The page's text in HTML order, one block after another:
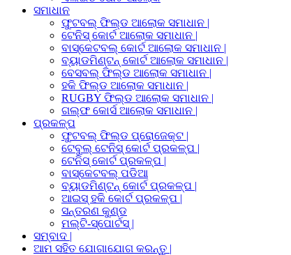
ସମାଧାନ
ଫୁଟବଲ୍ ଫିଲ୍ଡ ଆଲୋକ ସମାଧାନ |
ଟେନିସ୍ କୋର୍ଟ ଆଲୋକ ସମାଧାନ |
ବାସ୍କେଟବଲ୍ କୋର୍ଟ ଆଲୋକ ସମାଧାନ |
ବ୍ୟାଡମିଣ୍ଟନ୍ କୋର୍ଟ ଆଲୋକ ସମାଧାନ |
ବେସବଲ୍ ଫିଲ୍ଡ ଆଲୋକ ସମାଧାନ |
ହକି ଫିଲ୍ଡ ଆଲୋକ ସମାଧାନ |
RUGBY ଫିଲ୍ଡ ଆଲୋକ ସମାଧାନ |
ଗଲ୍ଫ କୋର୍ସ ଆଲୋକ ସମାଧାନ |
ପ୍ରକଳ୍ପ
ଫୁଟବଲ୍ ଫିଲ୍ଡ ପ୍ରୋଜେକ୍ଟ |
ଟେବୁଲ୍ ଟେନିସ୍ କୋର୍ଟ ପ୍ରକଳ୍ପ |
ଟେନିସ୍ କୋର୍ଟ ପ୍ରକଳ୍ପ |
ବାସ୍କେଟବଲ୍ ପଡିଆ
ବ୍ୟାଡମିଣ୍ଟନ୍ କୋର୍ଟ ପ୍ରକଳ୍ପ |
ଆଇସ୍ ହକି କୋର୍ଟ ପ୍ରକଳ୍ପ |
ସନ୍ତରଣ କୁଣ୍ଡ
ମଲ୍ଟି-ସ୍ପୋର୍ଟସ୍ |
ସମ୍ବାଦ |
ଆମ ସହିତ ଯୋଗାଯୋଗ କରନ୍ତୁ |